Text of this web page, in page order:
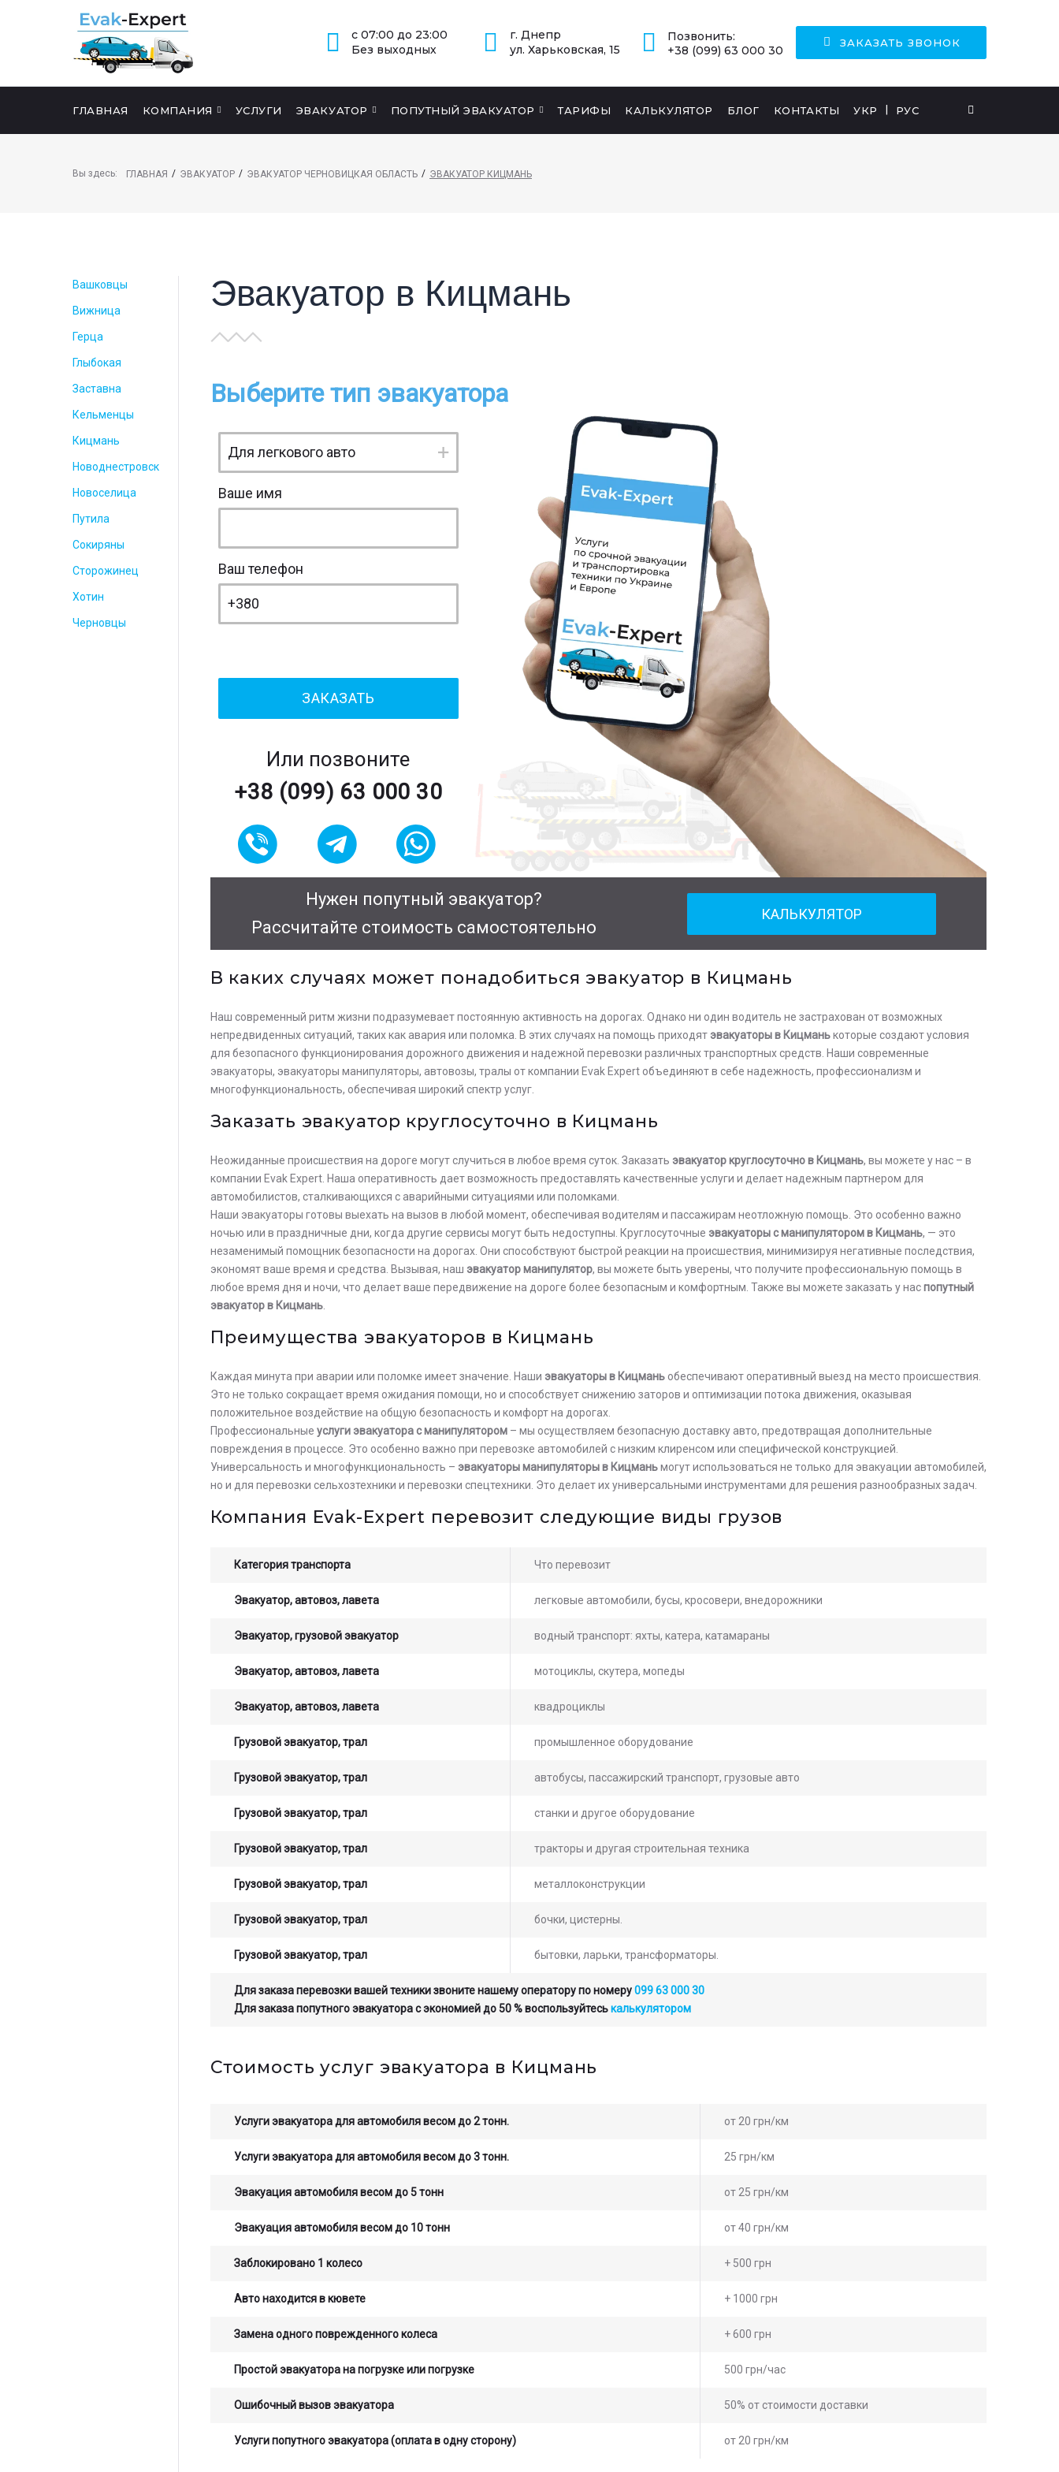
с 07:00 до 23:00
Без выходных
г. Днепр
ул. Харьковская, 15
Позвонить:
+38 (099) 63 000 30
ЗАКАЗАТЬ ЗВОНОК
ГЛАВНАЯ КОМПАНИЯ УСЛУГИ ЭВАКУАТОР ПОПУТНЫЙ ЭВАКУАТОР ТАРИФЫ КАЛЬКУЛЯТОР БЛОГ КОНТАКТЫ УКР РУС
Вы здесь: ГЛАВНАЯ / ЭВАКУАТОР / ЭВАКУАТОР ЧЕРНОВИЦКАЯ ОБЛАСТЬ / ЭВАКУАТОР КИЦМАНЬ
Вашковцы
Вижница
Герца
Глыбокая
Заставна
Кельменцы
Кицмань
Новоднестровск
Новоселица
Путила
Сокиряны
Сторожинец
Хотин
Черновцы
Эвакуатор в Кицмань
Выберите тип эвакуатора
Ваше имя
Ваш телефон
Или позвоните
+38 (099) 63 000 30
Нужен попутный эвакуатор?
Рассчитайте стоимость самостоятельно
КАЛЬКУЛЯТОР
В каких случаях может понадобиться эвакуатор в Кицмань
Наш современный ритм жизни подразумевает постоянную активность на дорогах. Однако ни один водитель не застрахован от возможных
непредвиденных ситуаций, таких как авария или поломка. В этих случаях на помощь приходят эвакуаторы в Кицманькоторые создают условия
для безопасного функционирования дорожного движения и надежной перевозки различных транспортных средств. Наши современные
эвакуаторы, эвакуаторы манипуляторы, автовозы, тралы от компании Evak Expert объединяют в себе надежность, профессионализм и
многофункциональность, обеспечивая широкий спектр услуг.
Заказать эвакуатор круглосуточно в Кицмань
Неожиданные происшествия на дороге могут случиться в любое время суток. Заказать эвакуатор круглосуточно в Кицмань, вы можете у нас – в
компании Evak Expert. Наша оперативность дает возможность предоставлять качественные услуги и делает надежным партнером для
автомобилистов, сталкивающихся с аварийными ситуациями или поломками.
Наши эвакуаторы готовы выехать на вызов в любой момент, обеспечивая водителям и пассажирам неотложную помощь. Это особенно важно
ночью или в праздничные дни, когда другие сервисы могут быть недоступны. Круглосуточные эвакуаторы с манипулятором в Кицмань, — это
незаменимый помощник безопасности на дорогах. Они способствуют быстрой реакции на происшествия, минимизируя негативные последствия,
экономят ваше время и средства. Вызывая, наш эвакуатор манипулятор, вы можете быть уверены, что получите профессиональную помощь в
любое время дня и ночи, что делает ваше передвижение на дороге более безопасным и комфортным. Также вы можете заказать у наспопутный
эвакуатор в Кицмань.
Преимущества эвакуаторов в Кицмань
Каждая минута при аварии или поломке имеет значение. Наши эвакуаторы в Кицманьобеспечивают оперативный выезд на место происшествия.
Это не только сокращает время ожидания помощи, но и способствует снижению заторов и оптимизации потока движения, оказывая
положительное воздействие на общую безопасность и комфорт на дорогах.
Профессиональные услуги эвакуатора с манипулятором– мы осуществляем безопасную доставку авто, предотвращая дополнительные
повреждения в процессе. Это особенно важно при перевозке автомобилей с низким клиренсом или специфической конструкцией.
Универсальность и многофункциональность – эвакуаторы манипуляторы в Кицманьмогут использоваться не только для эвакуации автомобилей,
но и для перевозки сельхозтехники и перевозки спецтехники. Это делает их универсальными инструментами для решения разнообразных задач.
Компания Evak-Expert перевозит следующие виды грузов
Категория транспорта Что перевозит
Эвакуатор, автовоз, лавета легковые автомобили, бусы, кросовери, внедорожники
Эвакуатор, грузовой эвакуатор водный транспорт: яхты, катера, катамараны
Эвакуатор, автовоз, лавета мотоциклы, скутера, мопеды
Эвакуатор, автовоз, лавета квадроциклы
Грузовой эвакуатор, трал промышленное оборудование
Грузовой эвакуатор, трал автобусы, пассажирский транспорт, грузовые авто
Грузовой эвакуатор, трал станки и другое оборудование
Грузовой эвакуатор, трал тракторы и другая строительная техника
Грузовой эвакуатор, трал металлоконструкции
Грузовой эвакуатор, трал бочки, цистерны.
Грузовой эвакуатор, трал бытовки, ларьки, трансформаторы.
Для заказа перевозки вашей техники звоните нашему оператору по номеру099 63 000 30
Для заказа попутного эвакуатора с экономией до 50 % воспользуйтеськалькулятором
Стоимость услуг эвакуатора в Кицмань
Услуги эвакуатора для автомобиля весом до 2 тонн. от 20 грн/км
Услуги эвакуатора для автомобиля весом до 3 тонн. 25 грн/км
Эвакуация автомобиля весом до 5 тонн от 25 грн/км
Эвакуация автомобиля весом до 10 тонн от 40 грн/км
Заблокировано 1 колесо + 500 грн
Авто находится в кювете + 1000 грн
Замена одного поврежденного колеса + 600 грн
Простой эвакуатора на погрузке или погрузке 500 грн/час
Ошибочный вызов эвакуатора 50% от стоимости доставки
Услуги попутного эвакуатора (оплата в одну сторону) от 20 грн/км
стоимости услуг с нашим
оператором
ПОИСК НА САЙТЕ